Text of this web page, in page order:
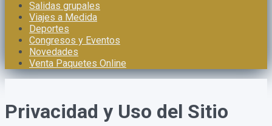
Salidas grupales
Viajes a Medida
Deportes
Congresos y Eventos
Novedades
Venta Paquetes Online
Privacidad y Uso del Sitio